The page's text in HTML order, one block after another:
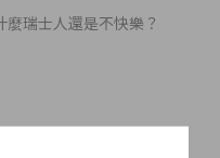
瑞士人還是不快樂？